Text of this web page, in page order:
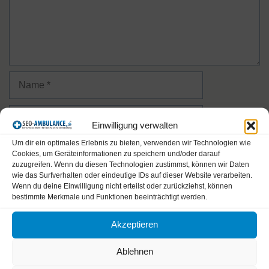
Einwilligung verwalten
Um dir ein optimales Erlebnis zu bieten, verwenden wir Technologien wie
Cookies, um Geräteinformationen zu speichern und/oder darauf
zuzugreifen. Wenn du diesen Technologien zustimmst, können wir Daten
wie das Surfverhalten oder eindeutige IDs auf dieser Website verarbeiten.
Wenn du deine Einwilligung nicht erteilst oder zurückziehst, können
bestimmte Merkmale und Funktionen beeinträchtigt werden.
Akzeptieren
Ablehnen
Name
Mail-
Adresse
Website
Name, E-Mail-Adresse und Website in diesem Browser
für meinen nächsten Kommentar speichern.
Bitte gib eine Antwort in Ziffern ein: